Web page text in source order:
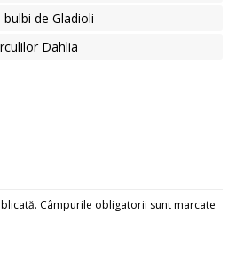
de Gladioli
Dahlia
Câmpurile obligatorii sunt marcate